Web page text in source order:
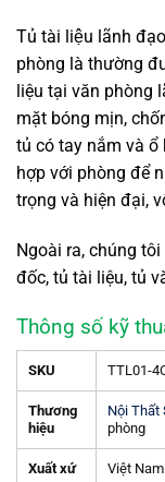
Tủ tài liệu lãnh
phòng là thường
liệu tại văn phòng
mặt bóng mịn,
tủ có tay nắm và ổ
hợp với phòng để
trọng và hiện đại,
Ngoài ra, chúng
đốc, tủ tài liệu, tủ
Thông số kỹ
SKU TTL01-
Thương
hiệu
Nội Thất
phòng
Xuất xứ Việt Nam